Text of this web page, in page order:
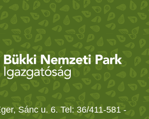
Sánc u. 6. Tel: 36/411-581 -